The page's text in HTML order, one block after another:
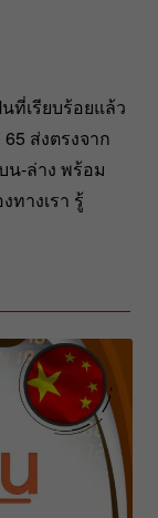
ที่เรียบร้อยแล้ว
ส่งตรงจาก
น-ล่าง พร้อม
างเรา รู้